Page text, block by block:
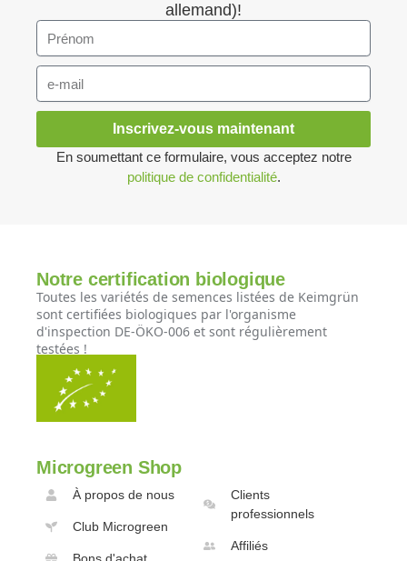
allemand)!
Inscrivez-vous maintenant
En soumettant ce formulaire, vous acceptez notre
politique de confidentialité.
Notre certification biologique
Toutes les variétés de semences listées de Keimgrün
sont certifiées biologiques par l'organisme
d'inspection DE-ÖKO-006 et sont régulièrement
testées !
Microgreen Shop
À propos de nous
Club Microgreen
Bons d'achat
Clients
professionnels
Affiliés